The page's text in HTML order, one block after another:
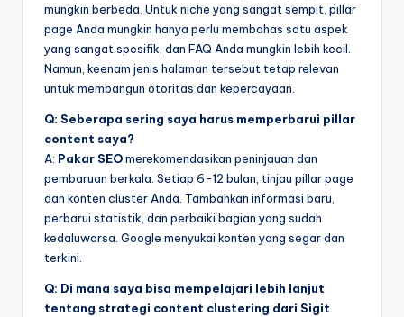
mungkin berbeda. Untuk niche yang sangat sempit, pillar
page Anda mungkin hanya perlu membahas satu aspek
yang sangat spesifik, dan FAQ Anda mungkin lebih kecil.
Namun, keenam jenis halaman tersebut tetap relevan
untuk membangun otoritas dan kepercayaan.
Q: Seberapa sering saya harus memperbarui pillar
content saya?
A: Pakar SEOmerekomendasikan peninjauan dan
pembaruan berkala. Setiap 6-12 bulan, tinjau pillar page
dan konten cluster Anda. Tambahkan informasi baru,
perbarui statistik, dan perbaiki bagian yang sudah
kedaluwarsa. Google menyukai konten yang segar dan
terkini.
Q: Di mana saya bisa mempelajari lebih lanjut
tentang strategi content clustering dari Sigit